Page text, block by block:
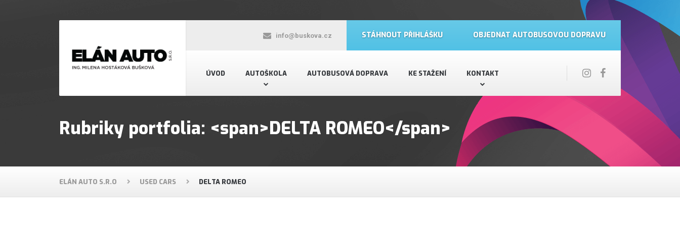
ÚVOD AUTOŠKOLA AUTOBUSOVÁ DOPRAVA KE STAŽENÍ KONTAKT
info@buskova.cz STÁHNOUT PŘIHLÁŠKU OBJEDNAT AUTOBUSOVOU DOPRAVU
Rubriky portfolia: <span>DELTA ROMEO</span>
ELÁN AUTO S.R.O USED CARS DELTA ROMEO